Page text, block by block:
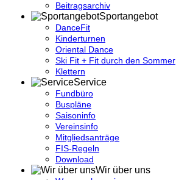
Beitragsarchiv
Sportangebot
DanceFit
Kinderturnen
Oriental Dance
Ski Fit + Fit durch den Sommer
Klettern
Service
Fundbüro
Buspläne
Saisoninfo
Vereinsinfo
Mitgliedsanträge
FIS-Regeln
Download
Wir über uns